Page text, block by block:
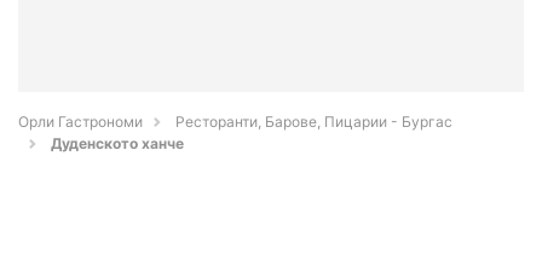
Орли Гастрономи
Ресторанти, Барове, Пицарии - Бургас
Дуденското ханче